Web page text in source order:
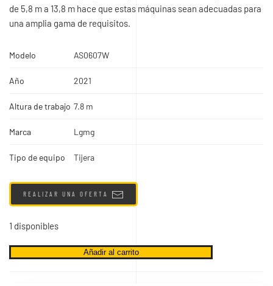
de 5,8 m a 13,8 m hace que estas máquinas sean adecuadas para
una amplia gama de requisitos.
Modelo AS0607W
Año 2021
Altura de trabajo 7.8 m
Marca Lgmg
Tipo de equipo Tijera
REALIZAR UNA OFERTA
1 disponibles
Añadir al carrito